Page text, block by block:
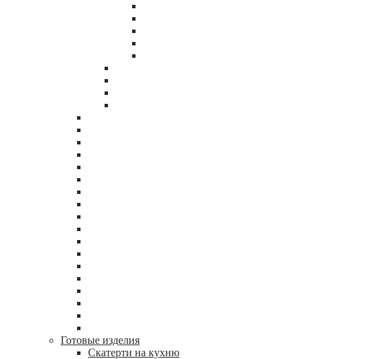
Готовые изделия
Скатерти на кухню